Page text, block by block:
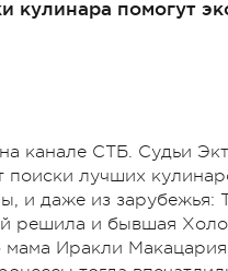
помогут
канале СТБ. Судьи
поиски лучших
и даже из зарубежья:
решила и бывшая
Иракли